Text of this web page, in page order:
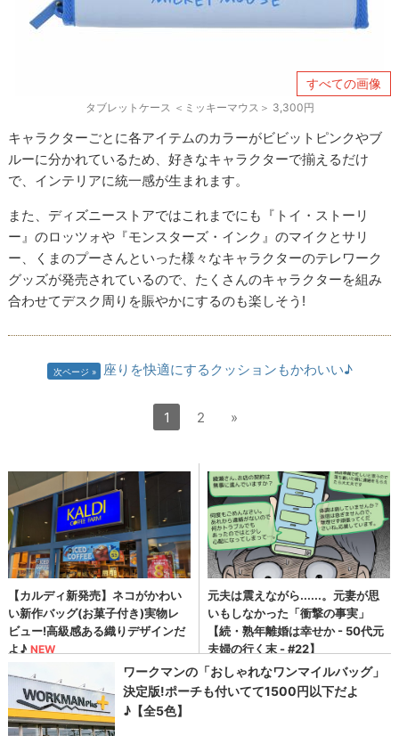
すべての画像
タブレットケース ＜ミッキーマウス＞ 3,300円
キャラクターごとに各アイテムのカラーがビビットピンクやブ
ルーに分かれているため、好きなキャラクターで揃えるだけ
で、インテリアに統一感が生まれます。
また、ディズニーストアではこれまでにも『トイ・ストーリ
ー』のロッツォや『モンスターズ・インク』のマイクとサリ
ー、くまのプーさんといった様々なキャラクターのテレワーク
グッズが発売されているので、たくさんのキャラクターを組み
合わせてデスク周りを賑やかにするのも楽しそう!
次ページ 座りを快適にするクッションもかわいい♪
1 2 »